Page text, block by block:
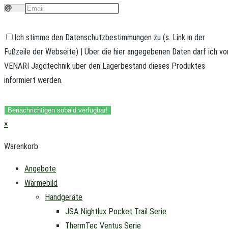
Ich stimme den Datenschutzbestimmungen zu (s. Link in der
Fußzeile der Webseite) | Über die hier angegebenen Daten darf ich
VENARI Jagdtechnik über den Lagerbestand dieses Produktes
informiert werden.
Benachrichtigen sobald verfügbar!
×
Warenkorb
Angebote
Wärmebild
Handgeräte
JSA Nightlux Pocket Trail Serie
ThermTec Ventus Serie